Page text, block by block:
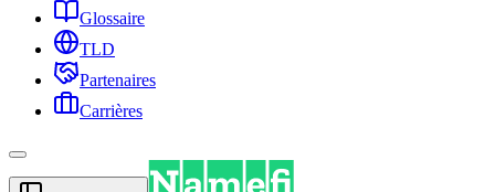
Glossaire
TLD
Partenaires
Carrières